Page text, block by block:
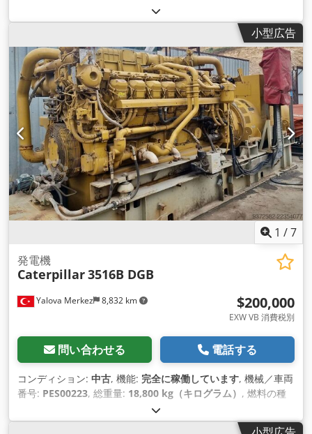
小型広告
1 /7
Yalova Merkez 8,832 km
発電機
Caterpillar3516B DGB
$200,000
EXW VB 消費税別
問い合わせる 電話する
コンディション: 中古, 機能: 完全に稼働しています, 機械／車両
番号: PES00223, 総重量: 18,800 kg（キログラム） , 燃料の種
1,650 キロワット (2,243.37 馬力)
流:2,096 A, 出力電圧:440 V, 出力周波数:60 ヘルツ, 出力電流